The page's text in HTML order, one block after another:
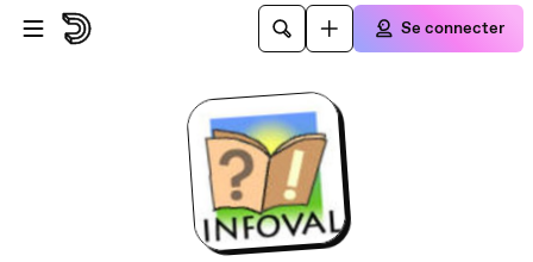
Passer au contenu principal
Se connecter